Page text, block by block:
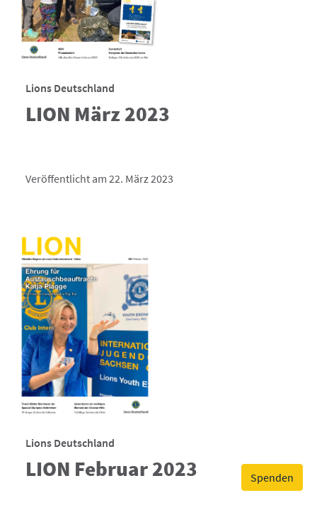
Spenden
Lions Deutschland
LION März 2023
Veröffentlicht am 22. März 2023
Lions Deutschland
LION Februar 2023